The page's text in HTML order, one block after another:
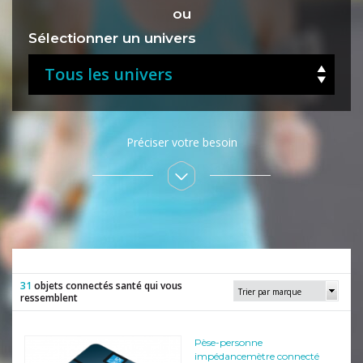
ou
Sélectionner un univers
Tous les univers
Compatibilité mobile
Marque de votre mobile ou
de votre tablette :
Beurer
Fitbit Apply
Garmin Apply
Préciser votre besoin
Trier par marque
31 objets connectés santé qui vous
ressemblent
Pèse-personne
impédancemètre connecté